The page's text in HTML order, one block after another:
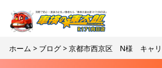
ホーム > ブログ > 京都市西京区 N様 キャリ